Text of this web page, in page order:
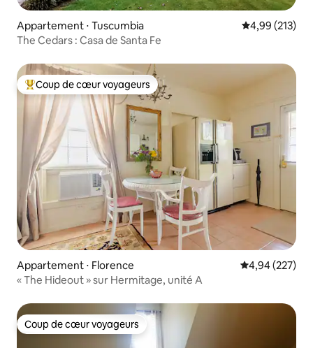
Appartement ⋅ Tuscumbia Évaluation
4,99 (213)
The Cedars : Casa de Santa Fe
Coups de cœur voyageurs les plus appréciés
Coup de cœur voyageurs
Appartement ⋅ Florence Évaluation
4,94 (227)
« The Hideout » sur Hermitage, unité A
Coup de cœur voyageurs
Coup de cœur voyageurs